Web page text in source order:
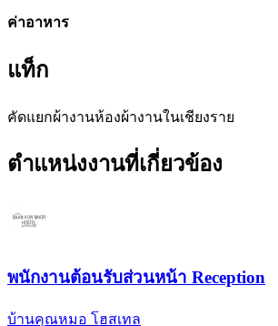
ค่าอาหาร
แท็ก
คัดแยกผ้างานห้องผ้างานในเชียงราย
ตำแหน่งงานที่เกี่ยวข้อง
พนักงานต้อนรับส่วนหน้า Reception
บ้านคุณหมอ โฮสเทล